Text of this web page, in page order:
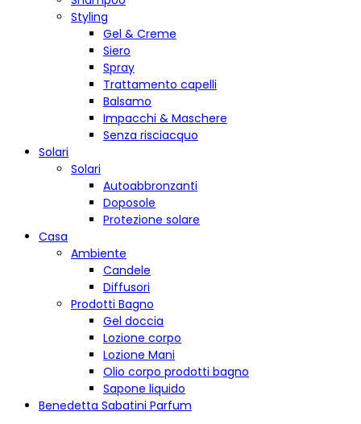
Styling
Gel & Creme
Siero
Spray
Trattamento capelli
Balsamo
Impacchi & Maschere
Senza risciacquo
Solari
Solari
Autoabbronzanti
Doposole
Protezione solare
Casa
Ambiente
Candele
Diffusori
Prodotti Bagno
Gel doccia
Lozione corpo
Lozione Mani
Olio corpo prodotti bagno
Sapone liquido
Benedetta Sabatini Parfum